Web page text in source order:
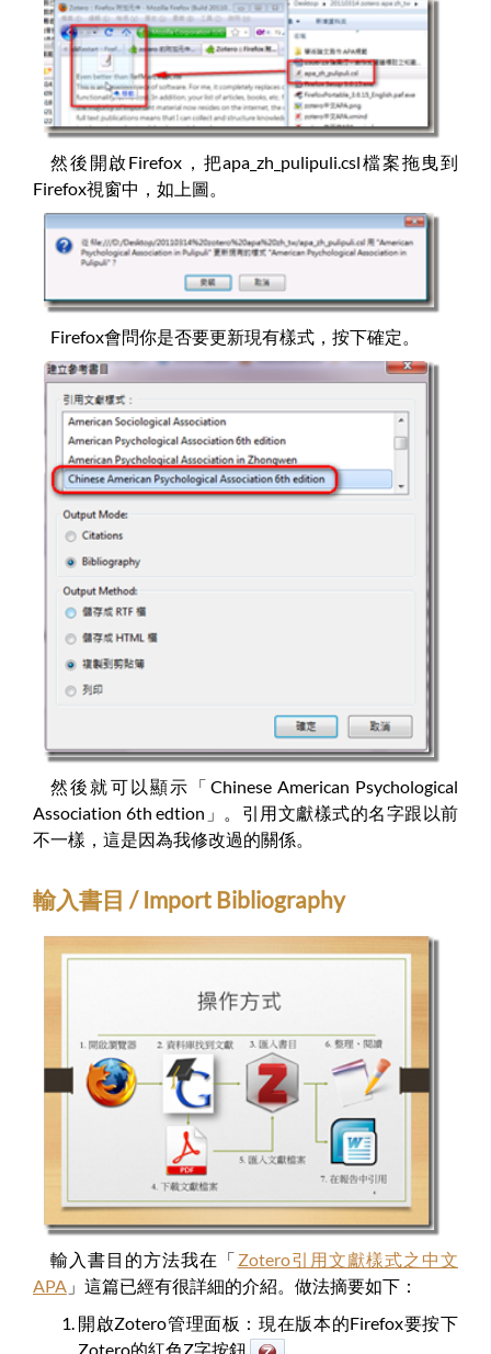
然後開啟Firefox，把apa_zh_pulipuli.csl檔案拖曳到
Firefox視窗中，如上圖。
Firefox會問你是否要更新現有樣式，按下確定。
然後就可以顯示「Chinese American Psychological
Association 6th edtion」。引用文獻樣式的名字跟以前
不一樣，這是因為我修改過的關係。
輸入書目 / Import Bibliography
輸入書目的方法我在「 Zotero引用文獻樣式之中文
APA 」這篇已經有很詳細的介紹。做法摘要如下：
開啟Zotero管理面板：現在版本的Firefox要按下
Zotero的紅色Z字按鈕